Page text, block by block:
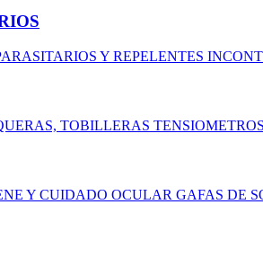
Y REPELENTES
TOBILLERAS TENSIOMETROS
Y CUIDADO OCULAR GAFAS DE